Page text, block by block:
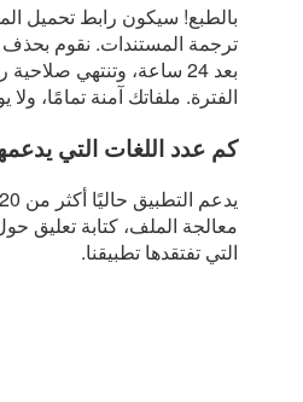
بالطبع! سيكون رابط تحميل
ترجمة المستندات. نقوم بحذف
بعد 24 ساعة، وتنتهي
الفترة. ملفاتك آمنة تمامًا،
كم عدد اللغات التي
معالجة الملف، كتابة تعليق
التي تفتقدها تطبيقنا.